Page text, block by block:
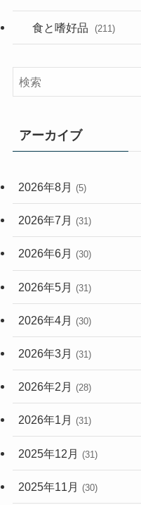
(282)
(33)
(248)
(56)
食と嗜好品 (211)
アーカイブ
2026年8月 (5)
2026年7月 (31)
2026年6月 (30)
2026年5月 (31)
2026年4月 (30)
2026年3月 (31)
2026年2月 (28)
2026年1月 (31)
2025年12月 (31)
2025年11月 (30)